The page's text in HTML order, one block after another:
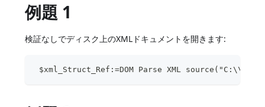
例題 1
検証なしでディスク上のXMLドキュメントを開きます:
$xml_Struct_Ref:=DOM Parse XML